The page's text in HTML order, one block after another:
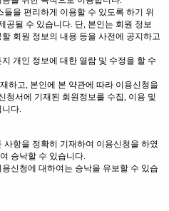
을 편리하게 이용할 수 있도록 하기 위
공될 수 있습니다. 단, 본인는 회원 정보
회원 정보의 내용 등을 사전에 공지하고
개인 정보에 대한 열람 및 수정을 할 수
하고, 본인에 본 약관에 따라 이용신청을
청서에 기재된 회원정보를 수집, 이용 및
다.
항을 정확히 기재하여 이용신청을 하였
승낙할 수 있습니다.
신청에 대하여는 승낙을 유보할 수 있습